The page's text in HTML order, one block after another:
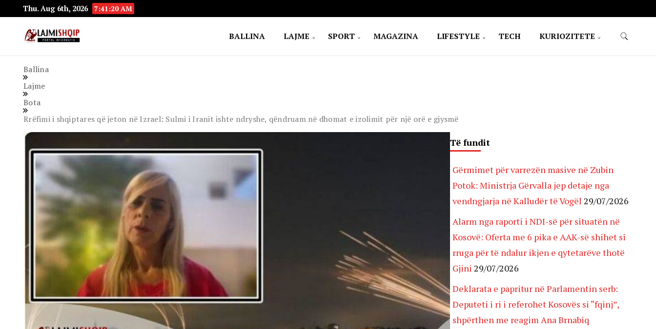
Thu. Aug 6th, 2026 7:41:21 AM
BALLINA LAJME SPORT MAGAZINA LIFESTYLE TECH KURIOZITETE
Ballina
Lajme
Bota
Rrëfimi i shqiptares që jeton në Izrael: Sulmi i Iranit ishte ndryshe, qëndruam në dhomat e izolimit për një orë e gjysmë
Të fundit
Gërmimet për varrezën masive në Zubin
Potok: Ministrja Gërvalla jep detaje nga
vendngjarja në Kalludër të Vogël 29/07/2026
Alarm nga raporti i NDI-së për situatën në
Kosovë: Oferta me 6 pika e AAK-së shihet si
rruga për të ndalur ikjen e qytetarëve thotë
Gjini 29/07/2026
Deklarata e papritur në Parlamentin serb:
Deputeti i ri i referohet Kosovës si “fqinj”,
shpërthen me reagim Ana Brnabiq